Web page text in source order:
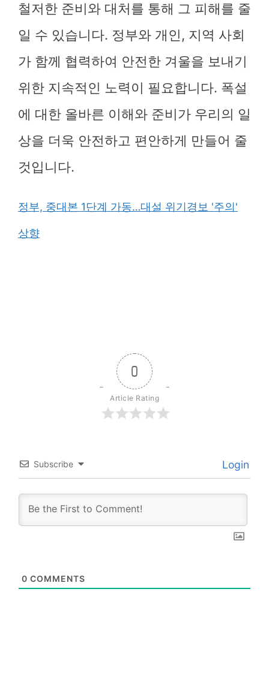
철저한 준비와 대처를 통해 그 피해를 줄
일 수 있습니다. 정부와 개인, 지역 사회
가 함께 협력하여 안전한 겨울을 보내기
위한 지속적인 노력이 필요합니다. 폭설
에 대한 올바른 이해와 준비가 우리의 일
상을 더욱 안전하고 편안하게 만들어 줄
것입니다.
정부, 중대본 1단계 가동…대설 위기경보 '주의'
상향
0
Article Rating
Subscribe Login
0 COMMENTS